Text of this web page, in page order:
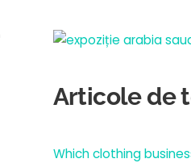
Articole de
Which clothing